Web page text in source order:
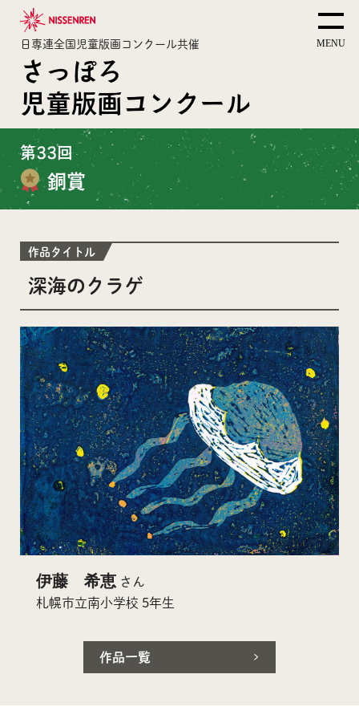
日専連全国児童版画コンクール共催
さっぽろ
児童版画コンクール
第33回
銅賞
作品タイトル
深海のクラゲ
伊藤 希恵 さん
札幌市立南小学校 5年生
作品一覧